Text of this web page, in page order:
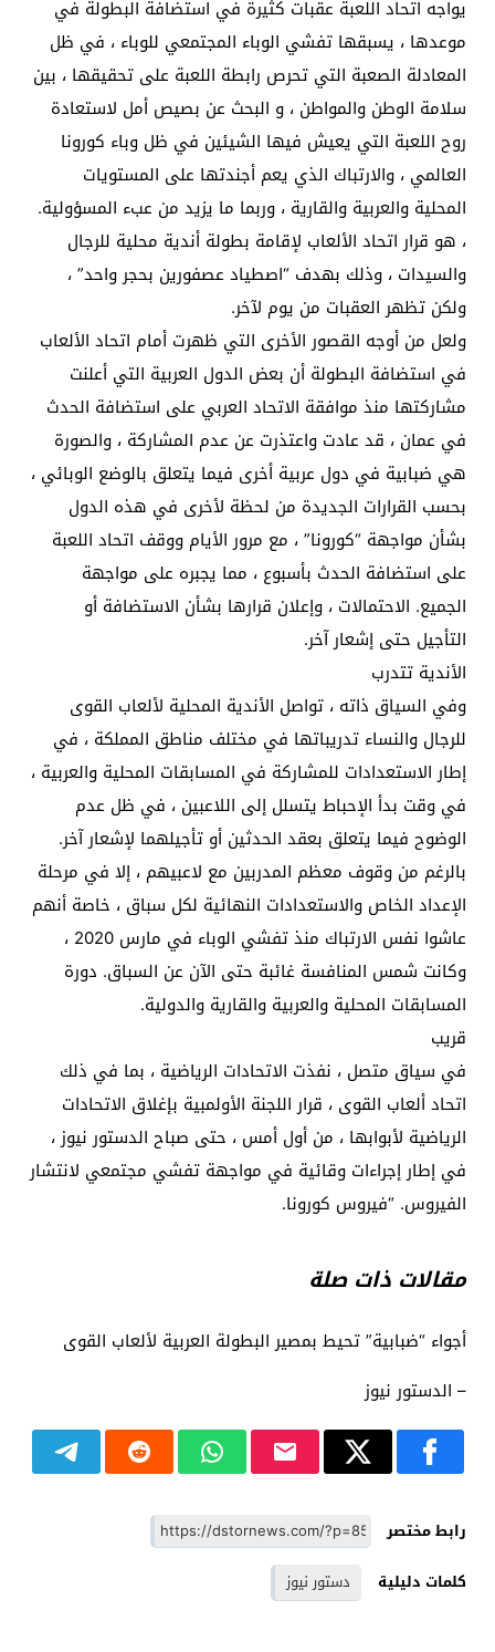
يواجه اتحاد اللعبة عقبات كثيرة في استضافة البطولة في
موعدها ، يسبقها تفشي الوباء المجتمعي للوباء ، في ظل
المعادلة الصعبة التي تحرص رابطة اللعبة على تحقيقها ، بين
سلامة الوطن والمواطن ، و البحث عن بصيص أمل لاستعادة
روح اللعبة التي يعيش فيها الشيئين في ظل وباء كورونا
العالمي ، والارتباك الذي يعم أجندتها على المستويات
المحلية والعربية والقارية ، وربما ما يزيد من عبء المسؤولية.
، هو قرار اتحاد الألعاب لإقامة بطولة أندية محلية للرجال
والسيدات ، وذلك بهدف “اصطياد عصفورين بحجر واحد” ،
ولكن تظهر العقبات من يوم لآخر.
ولعل من أوجه القصور الأخرى التي ظهرت أمام اتحاد الألعاب
في استضافة البطولة أن بعض الدول العربية التي أعلنت
مشاركتها منذ موافقة الاتحاد العربي على استضافة الحدث
في عمان ، قد عادت واعتذرت عن عدم المشاركة ، والصورة
هي ضبابية في دول عربية أخرى فيما يتعلق بالوضع الوبائي ،
بحسب القرارات الجديدة من لحظة لأخرى في هذه الدول
بشأن مواجهة “كورونا” ، مع مرور الأيام ووقف اتحاد اللعبة
على استضافة الحدث بأسبوع ، مما يجبره على مواجهة
الجميع. الاحتمالات ، وإعلان قرارها بشأن الاستضافة أو
التأجيل حتى إشعار آخر.
الأندية تتدرب
وفي السياق ذاته ، تواصل الأندية المحلية لألعاب القوى
للرجال والنساء تدريباتها في مختلف مناطق المملكة ، في
إطار الاستعدادات للمشاركة في المسابقات المحلية والعربية ،
في وقت بدأ الإحباط يتسلل إلى اللاعبين ، في ظل عدم
الوضوح فيما يتعلق بعقد الحدثين أو تأجيلهما لإشعار آخر.
بالرغم من وقوف معظم المدربين مع لاعبيهم ، إلا في مرحلة
الإعداد الخاص والاستعدادات النهائية لكل سباق ، خاصة أنهم
عاشوا نفس الارتباك منذ تفشي الوباء في مارس 2020 ،
وكانت شمس المنافسة غائبة حتى الآن عن السباق. دورة
المسابقات المحلية والعربية والقارية والدولية.
قريب
في سياق متصل ، نفذت الاتحادات الرياضية ، بما في ذلك
اتحاد ألعاب القوى ، قرار اللجنة الأولمبية بإغلاق الاتحادات
الرياضية لأبوابها ، من أول أمس ، حتى صباح الدستور نيوز ،
في إطار إجراءات وقائية في مواجهة تفشي مجتمعي لانتشار
الفيروس. “فيروس كورونا.
مقالات ذات صلة
أجواء “ضبابية” تحيط بمصير البطولة العربية لألعاب القوى
– الدستور نيوز
رابط مختصر
كلمات دليلية
دستور نيوز